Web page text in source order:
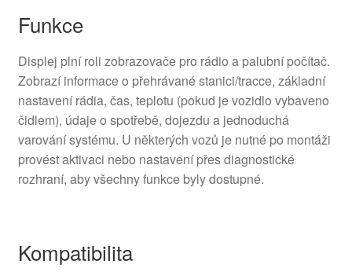
Funkce
Displej plní roli zobrazovače pro rádio a palubní počítač.
Zobrazí informace o přehrávané stanici/tracce, základní
nastavení rádia, čas, teplotu (pokud je vozidlo vybaveno
čidlem), údaje o spotřebě, dojezdu a jednoduchá
varování systému. U některých vozů je nutné po montáži
provést aktivaci nebo nastavení přes diagnostické
rozhraní, aby všechny funkce byly dostupné.
Kompatibilita